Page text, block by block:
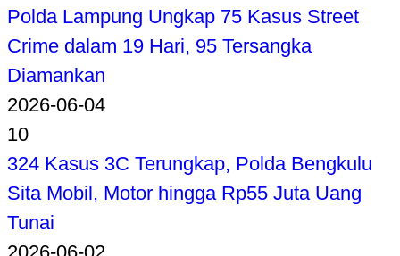
Polda Lampung Ungkap 75 Kasus Street
Crime dalam 19 Hari, 95 Tersangka
Diamankan
2026-06-04
10
324 Kasus 3C Terungkap, Polda Bengkulu
Sita Mobil, Motor hingga Rp55 Juta Uang
Tunai